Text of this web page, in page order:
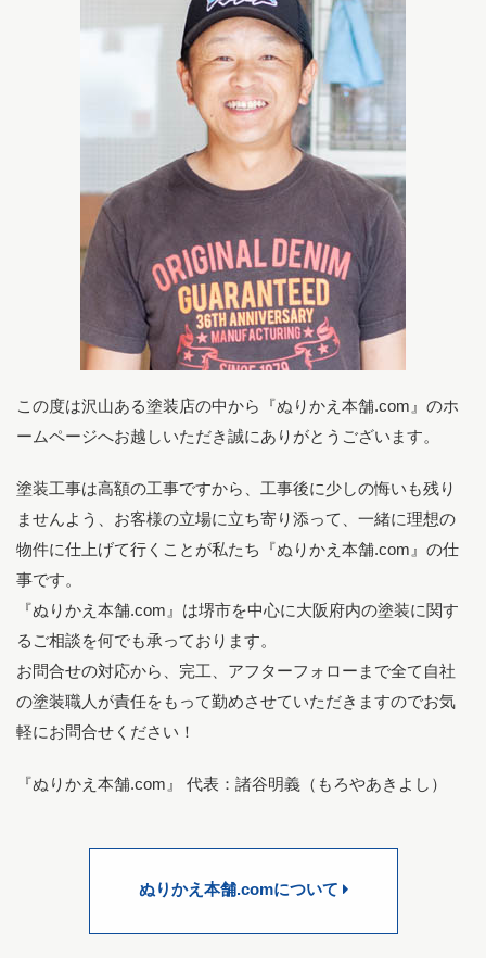
この度は沢山ある塗装店の中から『ぬりかえ本舗.com』のホ
ームページへお越しいただき誠にありがとうございます。
塗装工事は高額の工事ですから、工事後に少しの悔いも残り
ませんよう、お客様の立場に立ち寄り添って、一緒に理想の
物件に仕上げて行くことが私たち『ぬりかえ本舗.com』の仕
事です。
『ぬりかえ本舗.com』は堺市を中心に大阪府内の塗装に関す
るご相談を何でも承っております。
お問合せの対応から、完工、アフターフォローまで全て自社
の塗装職人が責任をもって勤めさせていただきますのでお気
軽にお問合せください！
『ぬりかえ本舗.com』 代表：諸谷明義（もろやあきよし）
ぬりかえ本舗.comについて